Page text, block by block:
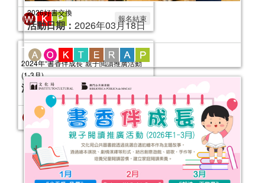
2026好書交換
活動日期： 2026年03月18日
2024年“書香伴成長”親子閱讀推廣活動
（7-9月）
活動日期：2024年07月06日
報名結束